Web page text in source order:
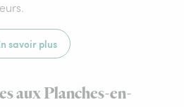
savoir plus
aux Planches-en-